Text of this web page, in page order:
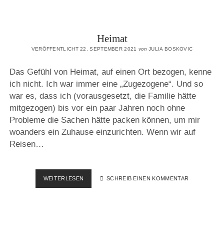
Heimat
VERÖFFENTLICHT 22. SEPTEMBER 2021 von JULIA BOSKOVIC
Das Gefühl von Heimat, auf einen Ort bezogen, kenne
ich nicht. Ich war immer eine „Zugezogene“. Und so
war es, dass ich (vorausgesetzt, die Familie hätte
mitgezogen) bis vor ein paar Jahren noch ohne
Probleme die Sachen hätte packen können, um mir
woanders ein Zuhause einzurichten. Wenn wir auf
Reisen…
WEITERLESEN HEIMAT SCHREIB EINEN KOMMENTAR